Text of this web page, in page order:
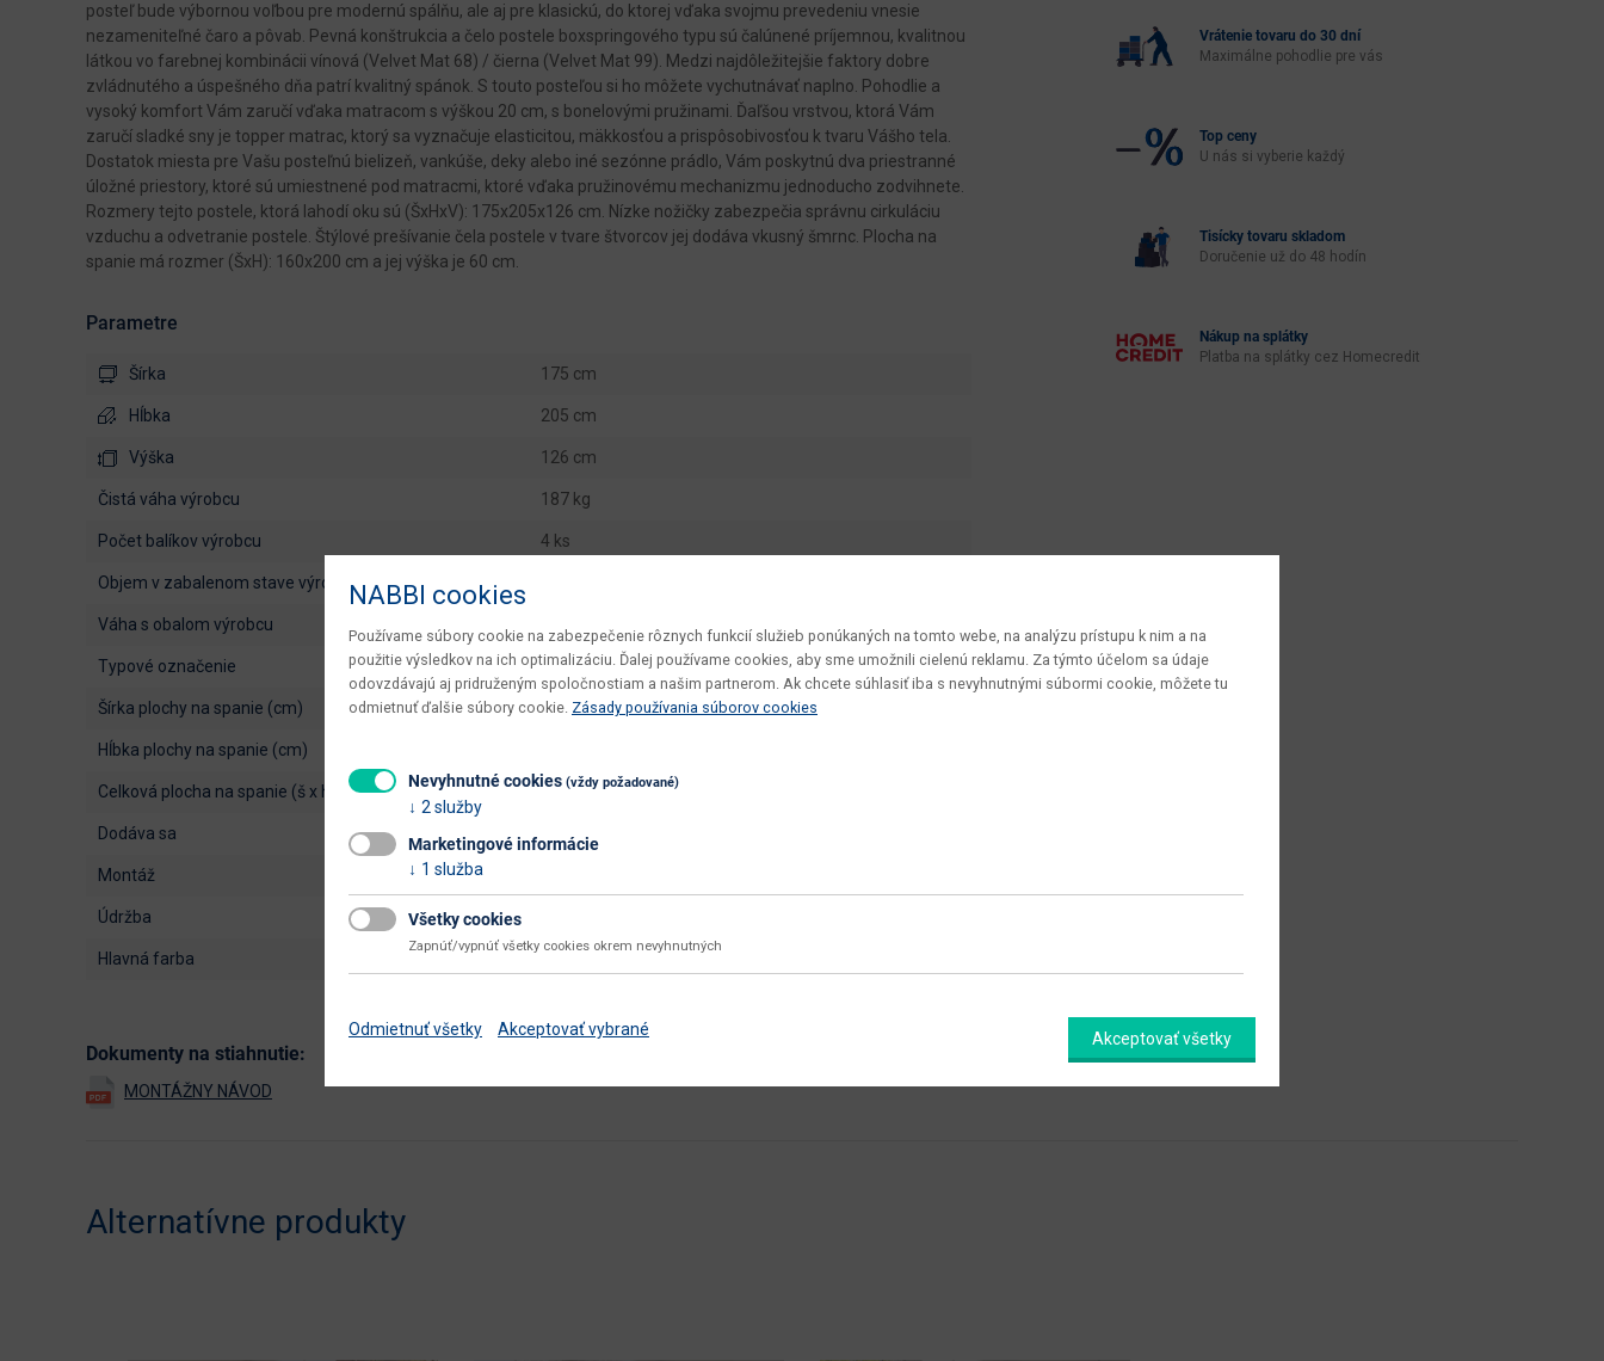
posteľ bude výbornou voľbou pre modernú spálňu, ale aj pre klasickú, do ktorej vďaka svojmu prevedeniu vnesie
nezameniteľné čaro a pôvab. Pevná konštrukcia a čelo postele boxspringového typu sú čalúnené príjemnou, kvalitnou
látkou vo farebnej kombinácii vínová (Velvet Mat 68) / čierna (Velvet Mat 99). Medzi najdôležitejšie faktory dobre
zvládnutého a úspešného dňa patrí kvalitný spánok. S touto posteľou si ho môžete vychutnávať naplno. Pohodlie a
vysoký komfort Vám zaručí vďaka matracom s výškou 20 cm, s bonelovými pružinami. Ďaľšou vrstvou, ktorá Vám
zaručí sladké sny je topper matrac, ktorý sa vyznačuje elasticitou, mäkkosťou a prispôsobivosťou k tvaru Vášho tela.
Dostatok miesta pre Vašu posteľnú bielizeň, vankúše, deky alebo iné sezónne prádlo, Vám poskytnú dva priestranné
úložné priestory, ktoré sú umiestnené pod matracmi, ktoré vďaka pružinovému mechanizmu jednoducho zodvihnete.
Rozmery tejto postele, ktorá lahodí oku sú (ŠxHxV): 175x205x126 cm. Nízke nožičky zabezpečia správnu cirkuláciu
vzduchu a odvetranie postele. Štýlové prešívanie čela postele v tvare štvorcov jej dodáva vkusný šmrnc. Plocha na
spanie má rozmer (ŠxH): 160x200 cm a jej výška je 60 cm.
Parametre
Šírka 175 cm
Hĺbka 205 cm
Výška 126 cm
čistá váha výrobcu 187 kg
počet balíkov výrobcu 4 ks
objem v zabalenom stave výrobcu
váha s obalom výrobcu 190 kg
typové označenie Dalino 160
šírka plochy na spanie (cm) 160
hĺbka plochy na spanie (cm)
celková plocha na spanie (š x h cm) 160 x 200
dodáva sa v demonte
montáž
údržba
hlavná farba
Dokumenty na stiahnutie:
Vrátenie tovaru do 30 dní
Maximálne pohodlie pre vás
Top ceny
U nás si vyberie každý
Tisícky tovaru skladom
Doručenie už do 48 hodín
Nákup na splátky
Platba na splátky cez Homecredit
Alternatívne produkty
NABBI cookies
Používame súbory cookie na zabezpečenie rôznych funkcií služieb ponúkaných na tomto webe, na analýzu prístupu k nim a na
použitie výsledkov na ich optimalizáciu. Ďalej používame cookies, aby sme umožnili cielenú reklamu. Za týmto účelom sa údaje
odovzdávajú aj pridruženým spoločnostiam a našim partnerom. Ak chcete súhlasiť iba s nevyhnutnými súbormi cookie, môžete tu
odmietnuť ďalšie súbory cookie. Zásady používania súborov cookies
Nevyhnutné cookies (vždy požadované)
2 služby
Marketingové informácie
1 služba
Všetky cookies
Zapnúť/vypnúť všetky cookies okrem nevyhnutných
Odmietnuť všetky Akceptovať vybrané Akceptovať všetky